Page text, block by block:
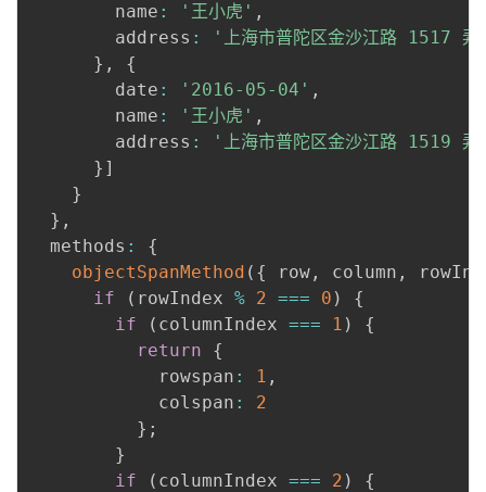
        name
: '王小虎' ,
        address
:
'上海市普陀区金沙江路 1517
} ,
{
        date
: '2016-05-04' ,
        name
: '王小虎' ,
        address
:
'上海市普陀区金沙江路 1519
} ]
}
} ,
  methods
:
{
objectSpanMethod ( { row , column ,
if
( rowIndex % 2 === 0 )
{
if
( columnIndex === 1 )
{
return
{
            rowspan
: 1 ,
            colspan
:
2
} ;
}
if
( columnIndex === 2 )
{